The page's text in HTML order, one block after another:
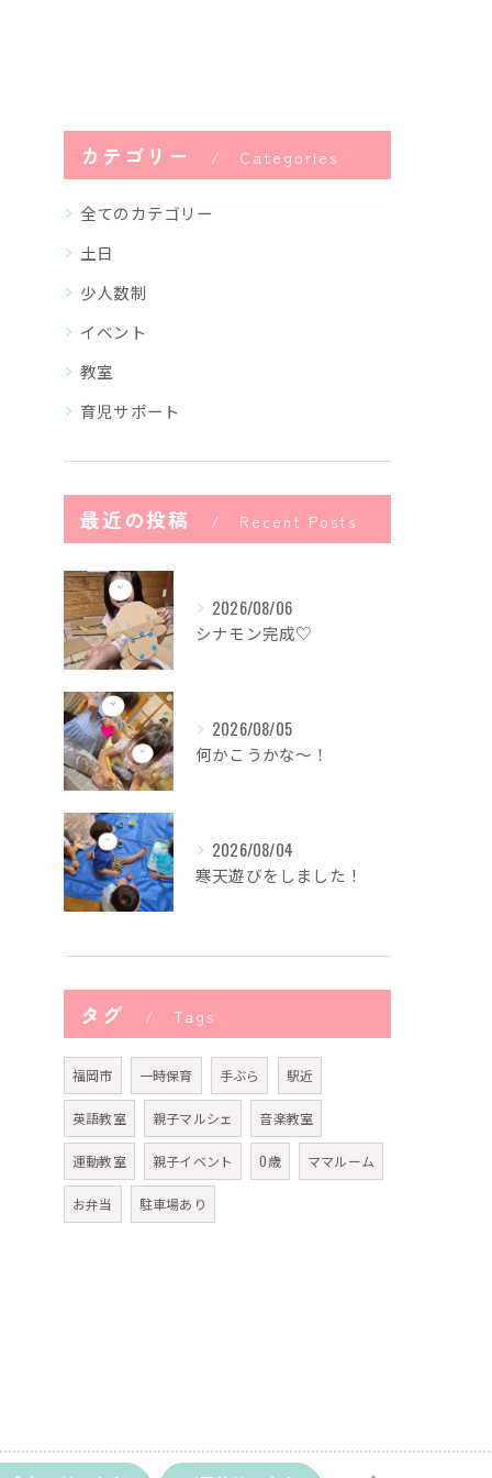
カテゴリー Categories
全てのカテゴリー
土日
少人数制
イベント
教室
育児サポート
最近の投稿 Recent Posts
2026/08/06
シナモン完成♡
2026/08/05
何かこうかな〜！
2026/08/04
寒天遊びをしました！
タグ Tags
福岡市 一時保育 手ぶら 駅近
英語教室 親子マルシェ 音楽教室
運動教室 親子イベント 0歳 ママルーム
お弁当 駐車場あり